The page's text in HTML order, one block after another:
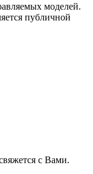
моделей.
публичной
с Вами.